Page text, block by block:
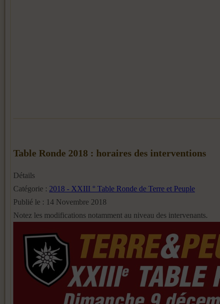
Table Ronde 2018 : horaires des interventions
Détails
Catégorie : 2018 - XXIII ° Table Ronde de Terre et Peuple
Publié le : 14 Novembre 2018
Notez les modifications notamment au niveau des intervenants.